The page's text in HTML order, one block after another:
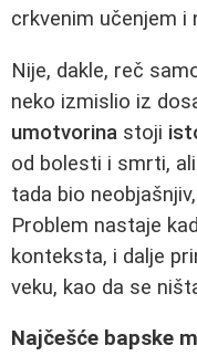
crkvenim učenjem i
Nije, dakle, reč
neko izmislio iz
umotvorina stoji
od bolesti i smrti,
tada bio
Problem nastaje
konteksta, i dalje
veku, kao da se
Najčešće bapske